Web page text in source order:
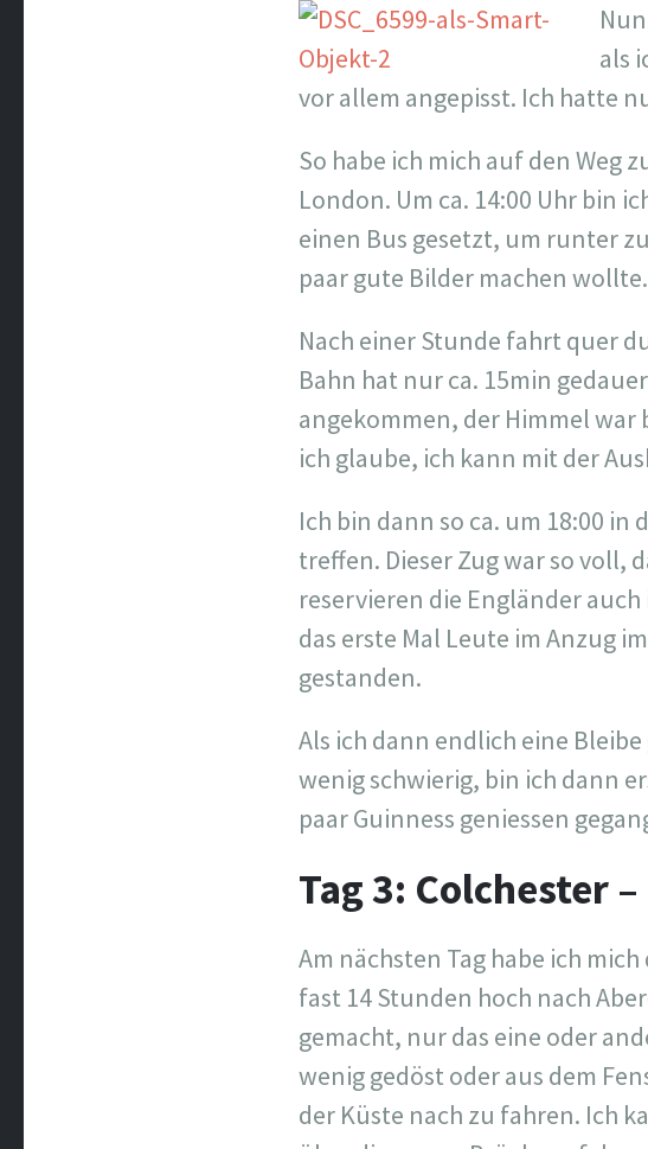
als
vor allem angepisst. Ich hatte
So habe ich mich auf den Weg
London. Um ca. 14:00 Uhr bin
einen Bus gesetzt, um runter
paar gute Bilder machen wollte.
Nach einer Stunde fahrt quer
Bahn hat nur ca. 15min
angekommen, der Himmel war
ich glaube, ich kann mit der
Ich bin dann so ca. um 18:00 in
treffen. Dieser Zug war so voll,
reservieren die Engländer
das erste Mal Leute im Anzug
gestanden.
Als ich dann endlich eine
wenig schwierig, bin ich dann
paar Guinness geniessen
Tag 3: Colchester
Am nächsten Tag habe ich
fast 14 Stunden hoch nach
gemacht, nur das eine oder
wenig gedöst oder aus dem
der Küste nach zu fahren. Ich